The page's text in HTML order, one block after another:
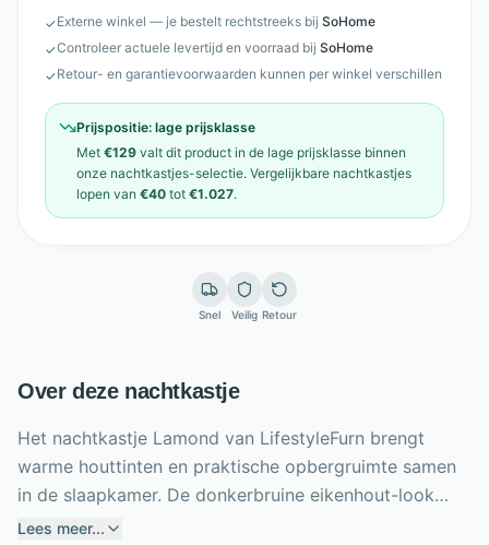
✓Externe winkel — je bestelt rechtstreeks bij SoHome
✓Controleer actuele levertijd en voorraad bij SoHome
✓Retour- en garantievoorwaarden kunnen per winkel verschillen
Prijspositie: lage prijsklasse
Met €129 valt dit product in de lage prijsklasse binnen
onze nachtkastjes-selectie. Vergelijkbare nachtkastjes
lopen van €40 tot €1.027.
Snel Veilig Retour
Over deze nachtkastje
Het nachtkastje Lamond van LifestyleFurn brengt
warme houttinten en praktische opbergruimte samen
in de slaapkamer. De donkerbruine eikenhout-look
geeft het meubel een rustige, natuurlijke uitstraling die
Lees meer...